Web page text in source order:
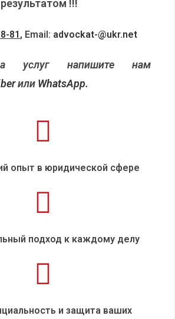
!!!
81 , Еmail: advockat-@ukr.net
услуг напишите нам
или WhatsApp.
опыт в юридической сфере
подход к каждому делу
и защита ваших